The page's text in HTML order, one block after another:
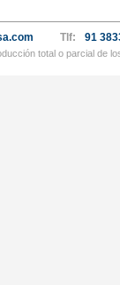
Tlf: 91
total o parcial de